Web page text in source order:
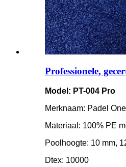
Professionele,
Model: PT-004 Pro
Merknaam: Padel One
Materiaal: 100% PE
Poolhoogte: 10 mm,
Dtex: 10000